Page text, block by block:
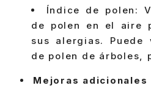
Índice de polen:
de polen en el aire
sus alergias.
de polen de árboles,
Mejoras adicionales